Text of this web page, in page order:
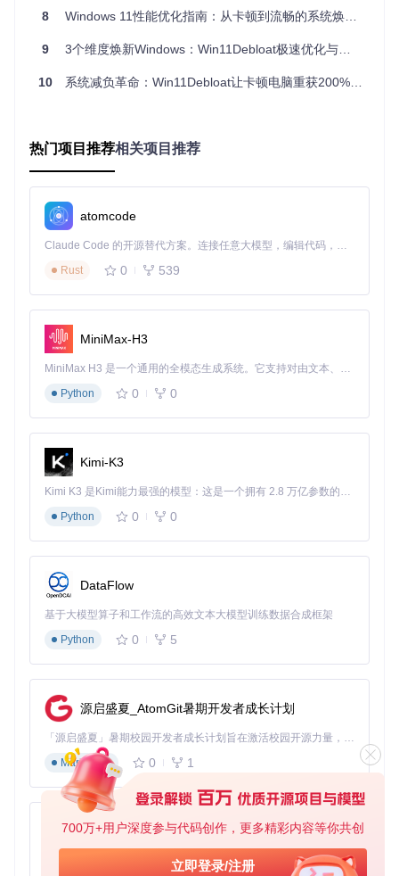
700万+用户深度参与代码创作，更多精彩内容等你共创
立即登录/注册
式实现精准卸载
已移除
底层实现机制：Win11Debloat通过调用 Get-AppxPackag
e命令查询系统应用包，匹配Apps.json中定义的包名后，
\Windows\CurrentVersion\Uninstall
息。
2. 服务优化配置模块
目标：禁用非必要后台服务，降低系统资源占用
方法：通过修改注册表项调整服务启动类型
验证：使用Get-Service命令检查目标服务状态已变为"已停
iles/Disable_Telemetry.reg修改注册表项：
从根本上消除资源占用。
3. 系统界面优化模块
目标：简化系统界面，减少视觉效果对性能的影响
方法：通过配置文件调整系统外观设置
验证：观察系统界面变化，确认特效已关闭
底层实现机制：通过修改HKCU\Software\Microsoft\W
indows\CurrentVersion\Themes\Personalize下的
注册表项，如设置
果，设置SystemUsesLightTheme
4. 隐私保护增强模块
目标：禁用数据收集服务，保护用户隐私
方法：通过注册表修改禁用相关功能
验证：在"设置→隐私和安全性"中确认相关选项已被禁用
底层实现机制：通过修改
RE\Policies\Microsoft\Windows\DataCollection
下的AllowTelemetry 值为0，彻底关闭遥测数据收集，同
时清理现有收集的使用数据。
实施验证：分场景优化实施与效果对比
8 Windows 11性能优化指南：从卡顿到流畅的系统焕新方案
9 3个维度焕新Windows：Win11Debloat极速优化与深度定制完全指南
10 系统减负革命：Win11Debloat让卡顿电脑重获200%性能提升
热门项目推荐相关项目推荐
atomcode
Claude Code 的开源替代方案。连接任意大模型，编辑代码，运行命令，自动验证 — 全自动执行。用 Rust 构建，极致性能。 ｜ An open-source alternative to Claude Code. Connect any LLM, edit code, run commands, and verify changes — autonomously. Built in Rust for speed. Get Started
Rust
0 539
MiniMax-H3
MiniMax H3 是一个通用的全模态生成系统。它支持对由文本、图像、视频和音频组成的多模态上下文进行统一理解，并能生成分辨率高达 2K、时长可达 15 秒的带原生立体声音频的视频。得益于面向任务泛化的系统设计，H3 在预训练阶段就已具备广泛的多模态上下文理解与生成能力，能够出色地执行复杂的多模态指令。
Python
0 0
Kimi-K3
Kimi K3 是Kimi能力最强的模型：这是一个拥有 2.8 万亿参数的混合专家（MoE）模型，具备原生视觉理解能力，并支持 100 万 token 的上下文窗口。
Python
0 0
DataFlow
基于大模型算子和工作流的高效文本大模型训练数据合成框架
Python
0 5
源启盛夏_AtomGit暑期开发者成长计划
「源启盛夏」暑期校园开发者成长计划旨在激活校园开源力量，通过积分激励、认证扶持、资源倾斜等形式，引导高校组织和开发者完成「入驻 — 建项目 — 做贡献 — 获认证 — 得资源」的完整闭环。无论你是想带领社团入驻平台的组织者，还是希望用代码贡献证明自己的开发者，都能在这里找到属于你的成长路径。
Markdown
0 1
py-xiaozhi
基于Python的Xiaozhi AI，适用于想要完整Xiaozhi体验而无需拥有专用硬件的用户。